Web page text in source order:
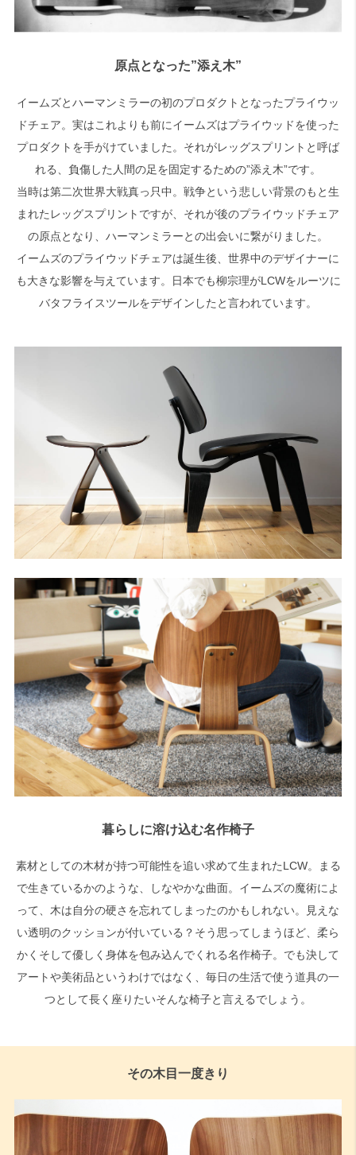
原点となった”添え木”
イームズとハーマンミラーの初のプロダクトとなったプライウッ
ドチェア。実はこれよりも前にイームズはプライウッドを使った
プロダクトを手がけていました。それがレッグスプリントと呼ば
れる、負傷した人間の足を固定するための”添え木”です。
当時は第二次世界大戦真っ只中。戦争という悲しい背景のもと生
まれたレッグスプリントですが、それが後のプライウッドチェア
の原点となり、ハーマンミラーとの出会いに繋がりました。
イームズのプライウッドチェアは誕生後、世界中のデザイナーに
も大きな影響を与えています。日本でも柳宗理がLCWをルーツに
バタフライスツールをデザインしたと言われています。
暮らしに溶け込む名作椅子
素材としての木材が持つ可能性を追い求めて生まれたLCW。まる
で生きているかのような、しなやかな曲面。イームズの魔術によ
って、木は自分の硬さを忘れてしまったのかもしれない。見えな
い透明のクッションが付いている？そう思ってしまうほど、柔ら
かくそして優しく身体を包み込んでくれる名作椅子。でも決して
アートや美術品というわけではなく、毎日の生活で使う道具の一
つとして長く座りたいそんな椅子と言えるでしょう。
その木目一度きり